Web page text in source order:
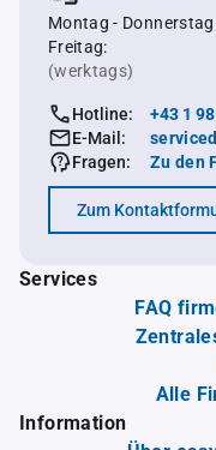
Montag -
Freitag:
(werktags)
Hotline:
+43 1
E-Mail:
Fragen:
Zu den
Zum
Services
FAQ
Alle
Information